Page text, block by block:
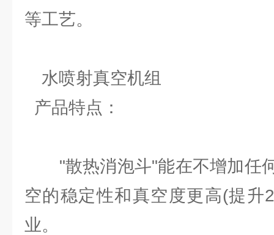
等工艺。
水喷射真空机组
产品特点：
"散热消泡斗"能在不增加任
空的稳定性和真空度更高(提升
业。